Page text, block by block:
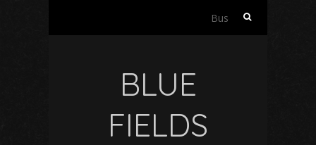
Buscar:
BLUE
FIELDS